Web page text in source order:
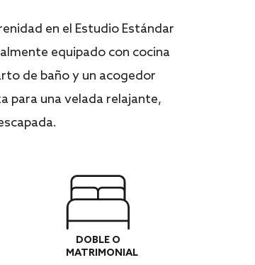
en el Estudio Estándar
equipado con cocina
de baño y un acogedor
para una velada relajante,
DOBLE O
MATRIMONIAL